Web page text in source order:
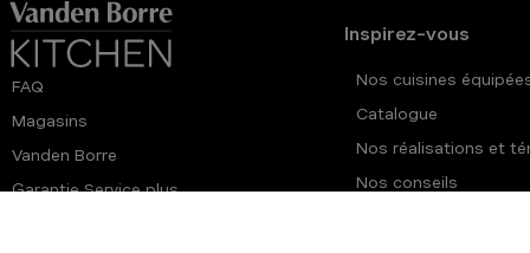
FAQ
Magasins
Vanden Borre
Garantie Service plus
Inspirez-vous
Nos cuisines
Catalogue
Nos réalisations et
Nos conseils